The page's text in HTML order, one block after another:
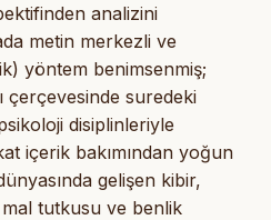
analizini
metin merkezli ve
yöntem benimsenmiş;
çerçevesinde suredeki
disiplinleriyle
içerik bakımından yoğun
gelişen kibir,
tutkusu ve benlik